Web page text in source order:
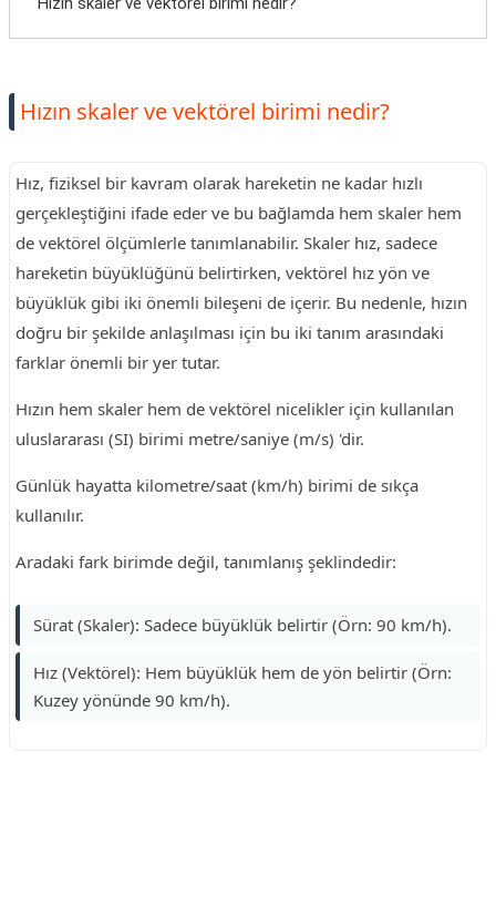
Hızın skaler ve vektörel birimi nedir?
Hız, fiziksel bir kavram olarak hareketin ne kadar hızlı
gerçekleştiğini ifade eder ve bu bağlamda hem skaler hem
de vektörel ölçümlerle tanımlanabilir. Skaler hız, sadece
hareketin büyüklüğünü belirtirken, vektörel hız yön ve
büyüklük gibi iki önemli bileşeni de içerir. Bu nedenle, hızın
doğru bir şekilde anlaşılması için bu iki tanım arasındaki
farklar önemli bir yer tutar.
Hızın hem skaler hem de vektörel nicelikler için kullanılan
uluslararası (SI) birimi metre/saniye (m/s) 'dir.
Günlük hayatta kilometre/saat (km/h) birimi de sıkça
kullanılır.
Aradaki fark birimde değil, tanımlanış şeklindedir:
Sürat (Skaler): Sadece büyüklük belirtir (Örn: 90 km/h).
Hız (Vektörel): Hem büyüklük hem de yön belirtir (Örn:
Kuzey yönünde 90 km/h).